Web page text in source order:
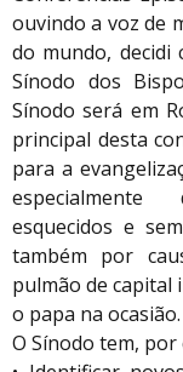
ouvindo a voz de
do mundo, decidi
Sínodo dos
Sínodo será em
principal desta
para a
esquecidos e
também por
pulmão de capital
o papa na ocasião.
O Sínodo tem,